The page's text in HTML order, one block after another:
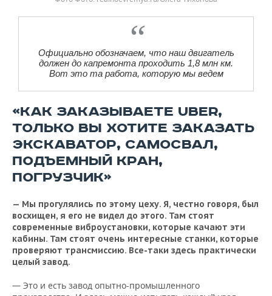
Официально обозначаем, что наш двигатель
должен до капремонта проходить 1,8 млн км.
Вот это та работа, которую мы ведем
«КАК ЗАКАЗЫВАЕТЕ UBER,
ТОЛЬКО ВЫ ХОТИТЕ ЗАКАЗАТЬ
ЭКСКАВАТОР, САМОСВАЛ,
ПОДЪЕМНЫЙ КРАН,
ПОГРУЗЧИК»
— Мы прогулялись по этому цеху. Я, честно говоря, был
восхищен, я его не видел до этого. Там стоят
современные виброустановки, которые качают эти
кабины. Там стоят очень интересные станки, которые
проверяют трансмиссию. Все-таки здесь практически
целый завод.
— Это и есть завод опытно-промышленного